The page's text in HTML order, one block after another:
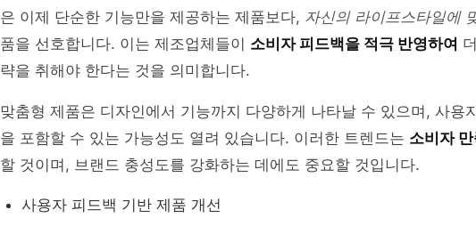
은 이제 단순한 기능만을 제공하는 제품보다, 자신의 라이프스타일에
품을 선호합니다. 이는 제조업체들이 소비자 피드백을 적극 반영하여
략을 취해야 한다는 것을 의미합니다.
맞춤형 제품은 디자인에서 기능까지 다양하게 나타날 수 있으며, 사용
을 포함할 수 있는 가능성도 열려 있습니다. 이러한 트렌드는 소비자 만
할 것이며, 브랜드 충성도를 강화하는 데에도 중요할 것입니다.
사용자 피드백 기반 제품 개선